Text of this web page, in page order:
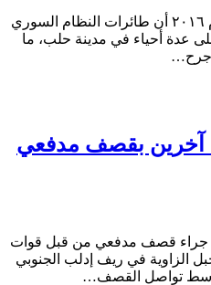
حدث في يوم ١٧ حزيران من عام ٢٠١٦ أن طائرات النظام السوري
عدة أحياء في مدينة حلب، ما
آخرين بقصف مدفعي
جراء قصف مدفعي من قبل قوات
الزاوية في ريف إدلب الجنوبي